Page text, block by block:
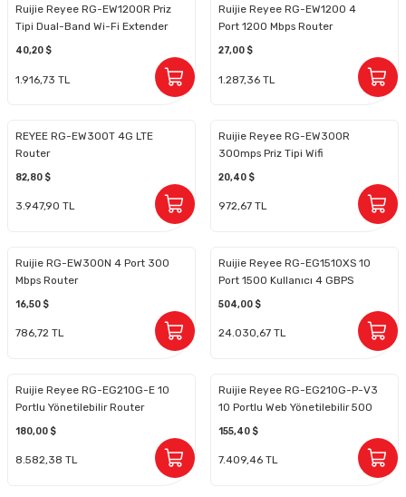
Ruijie Reyee RG-EW1200R Priz
Tipi Dual-Band Wi-Fi Extender
40,20 $
1.916,73 TL
Ruijie Reyee RG-EW1200 4
Port 1200 Mbps Router
27,00 $
1.287,36 TL
REYEE RG-EW300T 4G LTE
Router
82,80 $
3.947,90 TL
Ruijie Reyee RG-EW300R
300mps Priz Tipi Wifi
Güçlendirici
20,40 $
972,67 TL
Ruijie RG-EW300N 4 Port 300
Mbps Router
16,50 $
786,72 TL
Ruijie Reyee RG-EG1510XS 10
Port 1500 Kullanıcı 4 GBPS
Kurumsal Router
504,00 $
24.030,67 TL
Ruijie Reyee RG-EG210G-E 10
Portlu Yönetilebilir Router
180,00 $
8.582,38 TL
Ruijie Reyee RG-EG210G-P-V3
10 Portlu Web Yönetilebilir 500
Mbps 8 PoE Port Gateway
155,40 $
7.409,46 TL